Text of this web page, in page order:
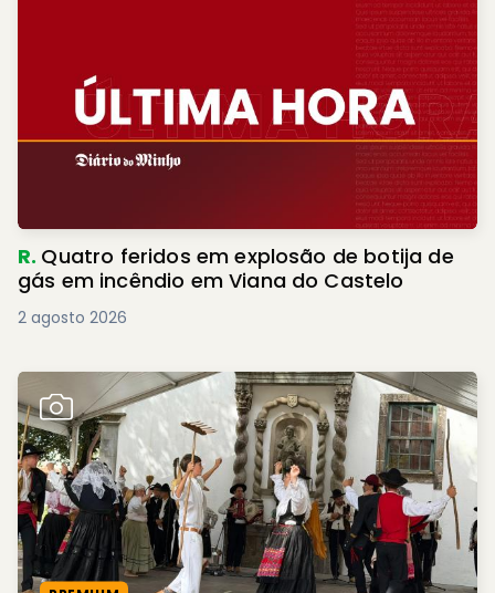
R. Quatro feridos em explosão de botija de
gás em incêndio em Viana do Castelo
2 agosto 2026